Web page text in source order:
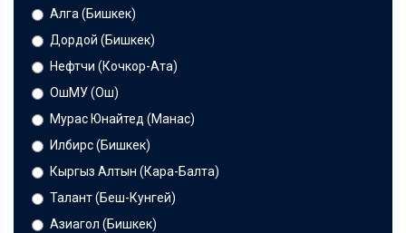
Алга (Бишкек)
Дордой (Бишкек)
Нефтчи (Кочкор-Ата)
ОшМУ (Ош)
Мурас Юнайтед (Манас)
Илбирс (Бишкек)
Кыргыз Алтын (Кара-Балта)
Талант (Беш-Кунгей)
Азиагол (Бишкек)